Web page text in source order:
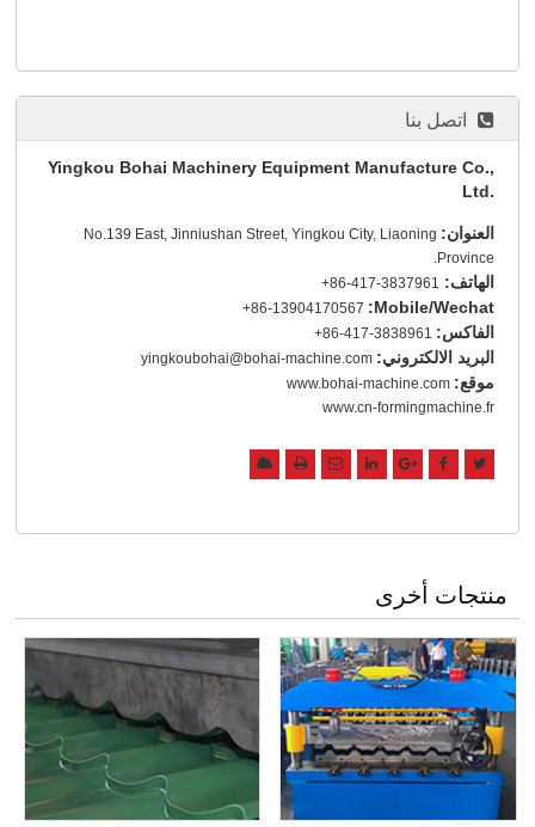
اتصل بنا
Yingkou Bohai Machinery Equipment Manufacture Co.,
Ltd.
العنوان: No.139 East, Jinniushan Street, Yingkou City, Liaoning
Province.
الهاتف: +86-417-3837961
Mobile/Wechat:
+86-13904170567
الفاكس: +86-417-3838961
البريد الالكتروني: yingkoubohai@bohai-machine.com
موقع: www.bohai-machine.com
www.cn-formingmachine.fr
منتجات أخرى